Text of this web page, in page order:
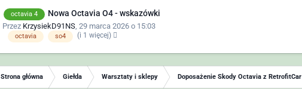
octavia 4 Nowa Octavia O4 - wskazówki
Przez KrzysiekD91NS, 29 marca 2026 o 15:03
octavia so4 (i 1 więcej)
Strona główna Giełda Warsztaty i sklepy Doposażenie Skody Octavia z RetrofitCar